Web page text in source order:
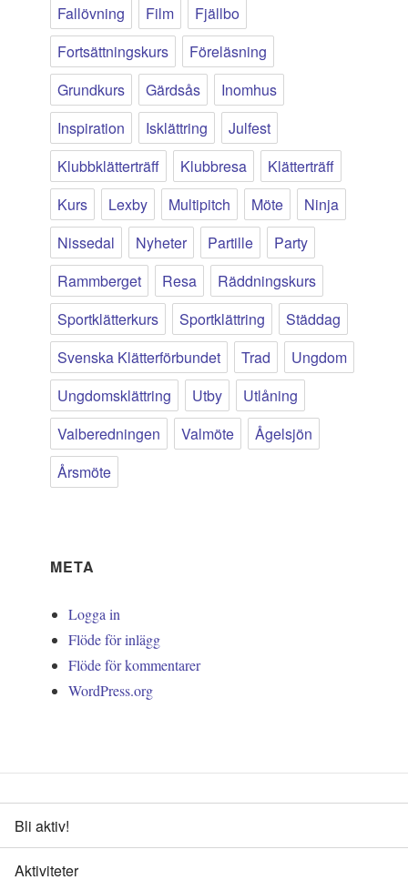
Fallövning
Film
Fjällbo
Fortsättningskurs
Föreläsning
Grundkurs
Gärdsås
Inomhus
Inspiration
Isklättring
Julfest
Klubbklätterträff
Klubbresa
Klätterträff
Kurs
Lexby Multipitch Möte
Ninja
Nissedal
Nyheter Partille
Party
Rammberget
Resa
Räddningskurs
Sportklätterkurs
Sportklättring
Städdag
Svenska Klätterförbundet
Trad
Ungdom
Ungdomsklättring
Utby
Utlåning
Valberedningen
Valmöte
Ågelsjön
Årsmöte
META
Logga in
Flöde för inlägg
Flöde för kommentarer
WordPress.org
Bli aktiv!
Aktiviteter